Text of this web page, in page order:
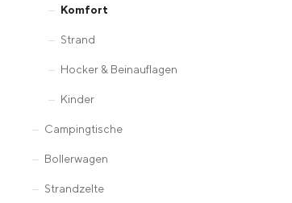
Komfort
Strand
Hocker & Beinauflagen
Kinder
Campingtische
Bollerwagen
Strandzelte